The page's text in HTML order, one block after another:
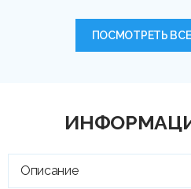
ПОСМОТРЕТЬ
Описание